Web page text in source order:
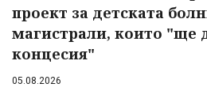
проект за детската
магистрали, които "ще
концесия"
05.08.2026